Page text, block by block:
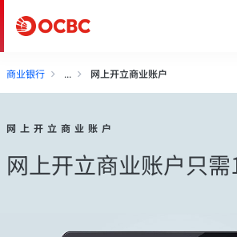
商业银行 网上开立商业账户
网上开立商业账户
网上开立商业账户只